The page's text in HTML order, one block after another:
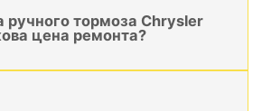
ручного тормоза Chrysler
цена ремонта?